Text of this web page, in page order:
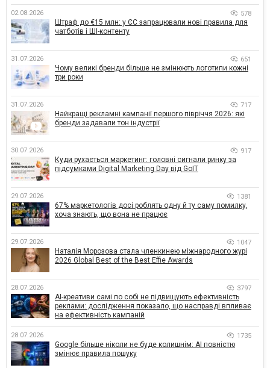
02.08.2026 578
Штраф до €15 млн: у ЄС запрацювали нові правила для
чатботів і ШІ-контенту
31.07.2026 651
Чому великі бренди більше не змінюють логотипи кожні
три роки
31.07.2026 717
Найкращі рекламні кампанії першого півріччя 2026: які
бренди задавали тон індустрії
30.07.2026 917
Куди рухається маркетинг: головні сигнали ринку за
підсумками Digital Marketing Day від GoIT
29.07.2026 1381
67% маркетологів досі роблять одну й ту саму помилку,
хоча знають, що вона не працює
29.07.2026 1047
Наталія Морозова стала членкинею міжнародного журі
2026 Global Best of the Best Effie Awards
28.07.2026 3797
AI-креативи самі по собі не підвищують ефективність
реклами: дослідження показало, що насправді впливає
на ефективність кампаній
28.07.2026 1735
Google більше ніколи не буде колишнім: AI повністю
змінює правила пошуку